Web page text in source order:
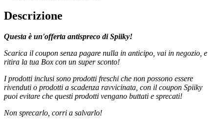
Descrizione
Questa è un'offerta antispreco di Spiiky!
Scarica il coupon senza pagare nulla in anticipo, vai in negozio, e
ritira la tua Box con un super sconto!
I prodotti inclusi sono prodotti freschi che non possono essere
rivenduti o prodotti a scadenza ravvicinata, con il coupon Spiiky
puoi evitare che questi prodotti vengano buttati e sprecati!
Non sprecarlo, corri a salvarlo!